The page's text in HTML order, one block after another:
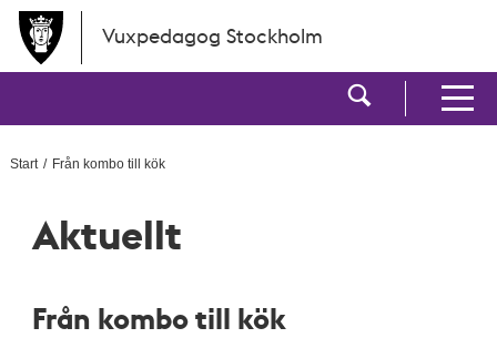
Hoppa till huvudinnehållet
Vuxpedagog Stockholm
Visa
Visa
Start Från kombo till kök
Aktuellt
Från kombo till kök